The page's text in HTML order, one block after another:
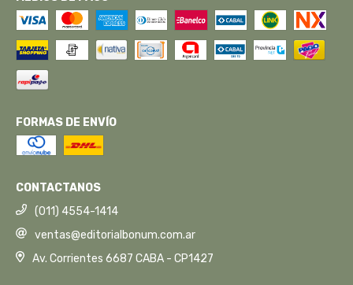
FORMAS DE ENVÍO
CONTACTANOS
(011) 4554-1414
ventas@editorialbonum.com.ar
Av. Corrientes 6687 CABA - CP1427